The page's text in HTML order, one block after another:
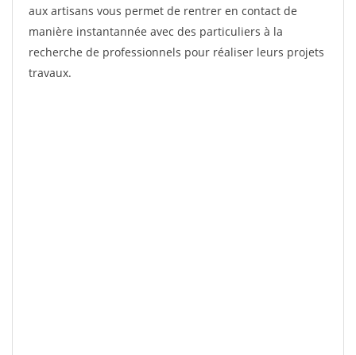
aux artisans vous permet de rentrer en contact de
manière instantannée avec des particuliers à la
recherche de professionnels pour réaliser leurs projets
travaux.